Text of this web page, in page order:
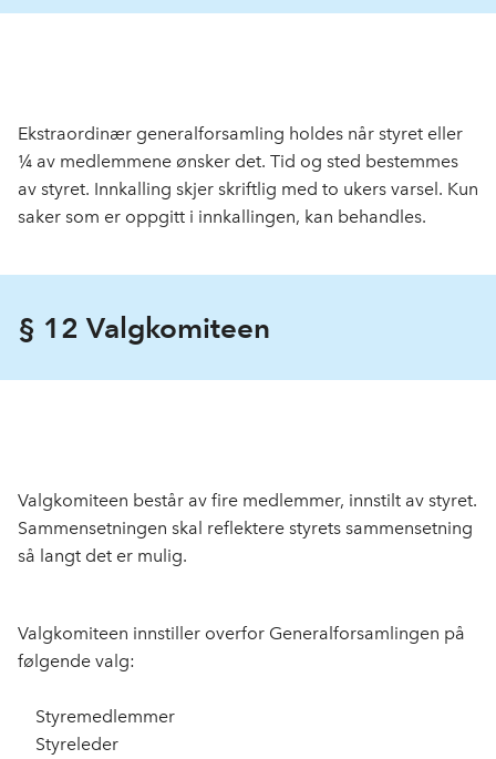
Ekstraordinær generalforsamling holdes når styret eller
¼ av medlemmene ønsker det. Tid og sted bestemmes
av styret. Innkalling skjer skriftlig med to ukers varsel. Kun
saker som er oppgitt i innkallingen, kan behandles.
§ 12 Valgkomiteen
Valgkomiteen består av fire medlemmer, innstilt av styret.
Sammensetningen skal reflektere styrets sammensetning
så langt det er mulig.
Valgkomiteen innstiller overfor Generalforsamlingen på
følgende valg:
Styremedlemmer
Styreleder